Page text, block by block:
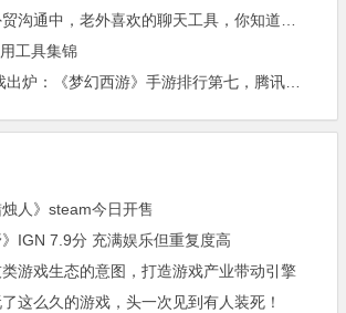
进博会倒计时，外贸沟通中，老外喜欢的聊天工具，你知道几种？
工具集锦
2015年最赚钱游戏出炉：《梦幻西游》手游排行第七，腾讯总收入进前三
人》steam今日开售
》IGN 7.9分 充满娱乐但重复度高
游戏生态的意图，打造游戏产业带动引擎
了这么久的游戏，头一次见到有人装死！